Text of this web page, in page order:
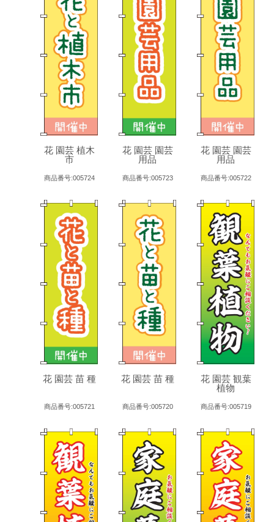
花 園芸 植木
市
商品番号:005724
花 園芸 園芸
用品
商品番号:005723
花 園芸 園芸
用品
商品番号:005722
花 園芸 苗 種
商品番号:005721
花 園芸 苗 種
商品番号:005720
花 園芸 観葉
植物
商品番号:005719